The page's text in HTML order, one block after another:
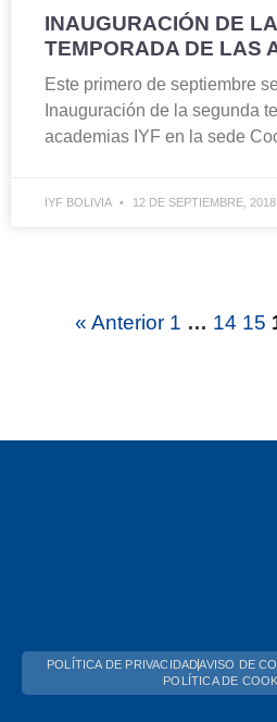
INAUGURACIÓN DE
TEMPORADA DE LAS
Este primero de septiembre
Inauguración de la segunda
academias IYF en la sede
IYF BOLIVIA 12 DE SEPTIEMBRE, 2018
« Anterior 1 … 14 15
POLÍTICA DE PRIVACIDADAVISO DE
POLÍTICA DE